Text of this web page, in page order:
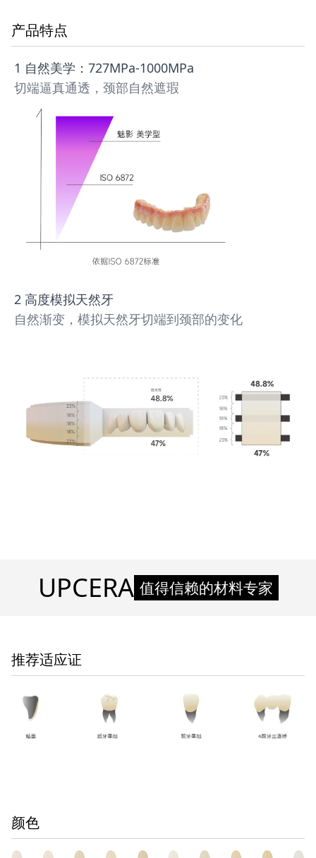
产品特点
1 自然美学：727MPa-1000MPa
切端逼真通透，颈部自然遮瑕
2 高度模拟天然牙
自然渐变，模拟天然牙切端到颈部的变化
UPCERA 值得信赖的材料专家
推荐适应证
颜色